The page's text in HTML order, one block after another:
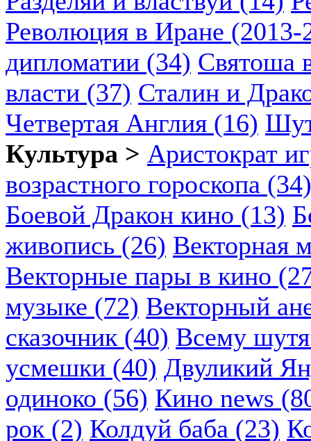
Революция в Иране (2013-
дипломатии (34) Святоша
власти (37) Сталин и
Четвертая Англия (16)
Культура > Аристократ
возрастного гороскопа (34)
Боевой Дракон кино (13)
живопись (26) Векторная
Векторные пары в кино
музыке (72) Векторный
сказочник (40) Всему
усмешки (40) Двуликий
одиноко (56) Кино news
рок (2) Колдуй баба (23)